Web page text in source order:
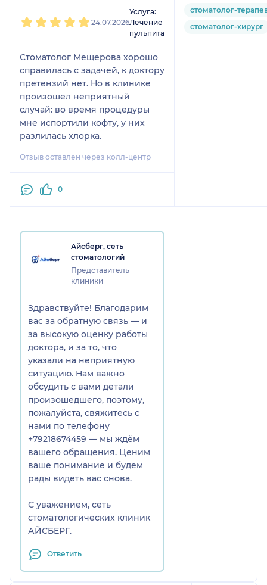
24.07.2026
Услуга:
Лечение
пульпита
Стоматолог Мещерова хорошо
справилась с задачей, к доктору
претензий нет. Но в клинике
произошел неприятный
случай: во время процедуры
мне испортили кофту, у них
разлилась хлорка.
Отзыв оставлен через колл-центр
0
стоматолог-
стоматолог-хирург
Айсберг, сеть
стоматологий
Представитель
клиники
Здравствуйте! Благодарим
вас за обратную связь — и
за высокую оценку работы
доктора, и за то, что
указали на неприятную
ситуацию. Нам важно
обсудить с вами детали
произошедшего, поэтому,
пожалуйста, свяжитесь с
нами по телефону
+79218674459 — мы ждём
вашего обращения. Ценим
ваше понимание и будем
рады видеть вас снова.
С уважением, сеть
стоматологических клиник
АЙСБЕРГ.
Ответить